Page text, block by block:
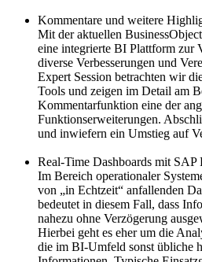
Kommentare und weitere
Mit der aktuellen
eine integrierte BI Plattform zur
diverse Verbesserungen und
Expert Session betrachten wir
Tools und zeigen im Detail am
Kommentarfunktion eine der
Funktionserweiterungen.
und inwiefern ein Umstieg auf
Real-Time Dashboards mit
Im Bereich operationaler
von „in Echtzeit“ anfallenden
bedeutet in diesem Fall, dass
nahezu ohne Verzögerung
Hierbei geht es eher um die
die im BI-Umfeld sonst übliche